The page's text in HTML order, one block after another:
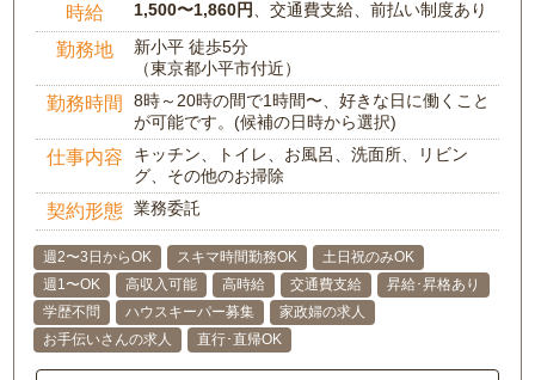
時給 1,500〜1,860円 、交通費支給、前払い制度あり
勤務地
新小平 徒歩5分
（東京都小平市付近）
勤務時間
8時～20時の間で1時間〜、好きな日に働くこと
が可能です。(候補の日時から選択)
仕事内容
キッチン、トイレ、お風呂、洗面所、リビン
グ、その他のお掃除
契約形態 業務委託
週2〜3日からOK スキマ時間勤務OK
土日祝のみOK
週1〜OK
高収入可能 高時給 交通費支給
昇給･昇格あり
学歴不問
ハウスキーパー募集
家政婦の求人
お手伝いさんの求人
直行･直帰OK